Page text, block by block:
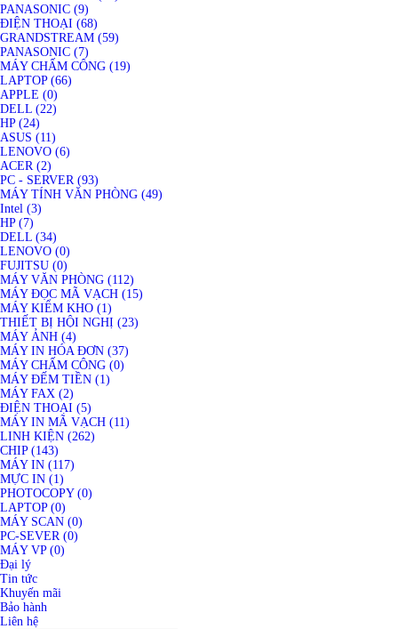
PANASONIC (9)
ĐIỆN THOẠI (68)
GRANDSTREAM (59)
PANASONIC (7)
MÁY CHẤM CÔNG (19)
LAPTOP (66)
APPLE (0)
DELL (22)
HP (24)
ASUS (11)
LENOVO (6)
ACER (2)
PC - SERVER (93)
MÁY TÍNH VĂN PHÒNG (49)
Intel (3)
HP (7)
DELL (34)
LENOVO (0)
FUJITSU (0)
MÁY VĂN PHÒNG (112)
MÁY ĐỌC MÃ VẠCH (15)
MÁY KIỂM KHO (1)
THIẾT BỊ HỘI NGHỊ (23)
MÁY ẢNH (4)
MÁY IN HÓA ĐƠN (37)
MÁY CHẤM CÔNG (0)
MÁY ĐẾM TIỀN (1)
MÁY FAX (2)
ĐIỆN THOẠI (5)
MÁY IN MÃ VẠCH (11)
LINH KIỆN (262)
CHIP (143)
MÁY IN (117)
MỰC IN (1)
PHOTOCOPY (0)
LAPTOP (0)
MÁY SCAN (0)
PC-SEVER (0)
MÁY VP (0)
Đại lý
Tin tức
Khuyến mãi
Bảo hành
Liên hệ